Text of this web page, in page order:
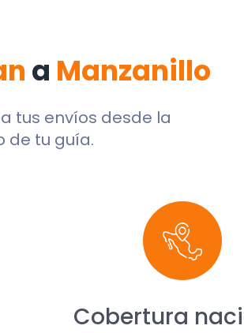
a Manzanillo
tus envíos desde la
de tu guía.
Cobertura